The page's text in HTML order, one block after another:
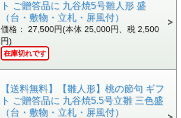
ト ご贈答品に 九谷焼5号雛人形 盛
（台・敷物・立札・屏風付）
価格： 27,500円(本体 25,000円、税 2,500
円)
在庫切れです
【送料無料】【雛人形】桃の節句 ギフ
ト ご贈答品に 九谷焼5.5号立雛 三色盛
（台・敷物・立札・屏風付）